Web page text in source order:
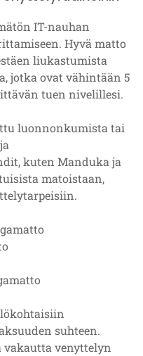
IT-nauhan
Hyvä matto
liukastumista
jotka ovat vähintään 5
tuen nivelillesi.
luonnonkumista tai
kuten Manduka ja
matoistaan,
suhteen.
vakautta venyttelyn